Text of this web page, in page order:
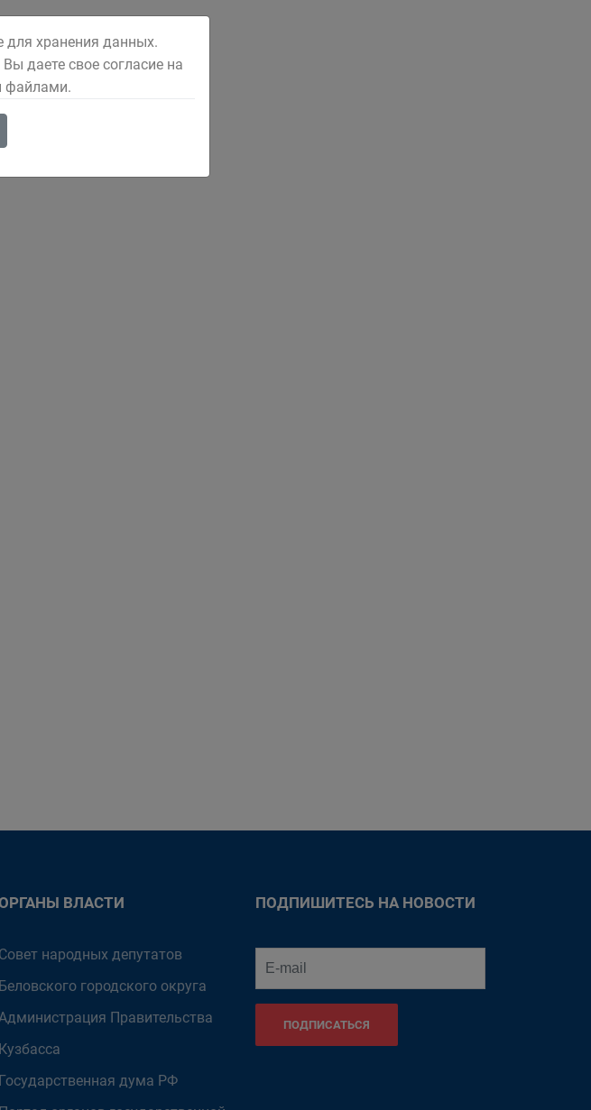
ВЛАСТИ
Совет народных депутатов
Беловского городского округа
Правительства
Кузбасса
Государственная дума РФ
ПОДПИШИТЕСЬ НА НОВОСТИ
ПОДПИСАТЬСЯ
для хранения данных.
даете свое согласие на
файлами.